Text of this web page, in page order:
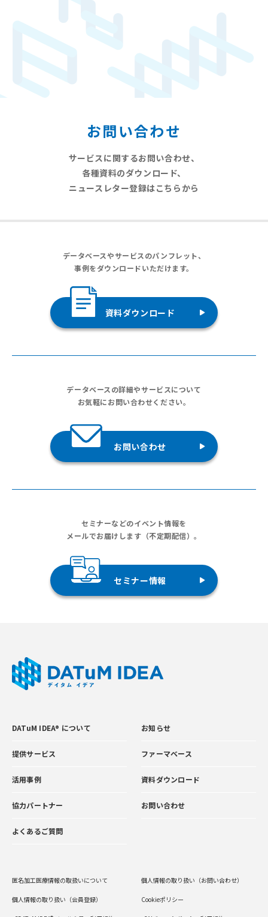
お問い合わせ
サービスに関するお問い合わせ、
各種資料のダウンロード、
ニュースレター登録はこちらから
データベースやサービスのパンフレット、
事例をダウンロードいただけます。
資料ダウンロード
データベースの詳細やサービスについて
お気軽にお問い合わせください。
お問い合わせ
セミナーなどのイベント情報を
メールでお届けします（不定期配信）。
セミナー情報
DATuM IDEA® について お知らせ
提供サービス ファーマベース
活用事例 資料ダウンロード
協力パートナー お問い合わせ
よくあるご質問
匿名加工医療情報の取扱いについて 個人情報の取り扱い（お問い合わせ）
個人情報の取り扱い（会員登録） Cookieポリシー